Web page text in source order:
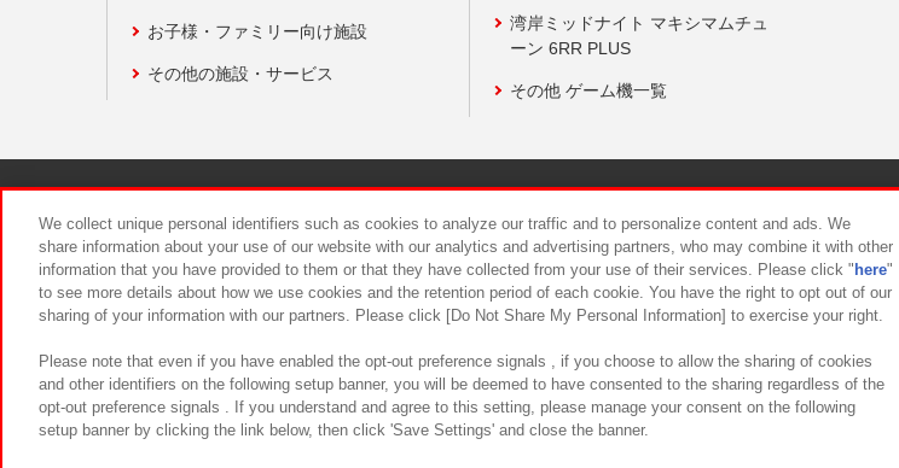
お子様・ファミリー向け施設
その他の施設・サービス
湾岸ミッドナイト マキシマムチュ
ーン 6RR PLUS
その他 ゲーム機一覧
食品のご提供について カスタマーハラスメント対応方針
We collect unique personal identifiers such as cookies to analyze our traffic and to personalize content and ads. We
share information about your use of our website with our analytics and advertising partners, who may combine it with other
information that you have provided to them or that they have collected from your use of their services. Please click " here"
to see more details about how we use cookies and the retention period of each cookie. You have the right to opt out of our
sharing of your information with our partners. Please click [Do Not Share My Personal Information] to exercise your right.
Please note that even if you have enabled the opt-out preference signals , if you choose to allow the sharing of cookies
and other identifiers on the following setup banner, you will be deemed to have consented to the sharing regardless of the
opt-out preference signals . If you understand and agree to this setting, please manage your consent on the following
setup banner by clicking the link below, then click 'Save Settings' and close the banner.